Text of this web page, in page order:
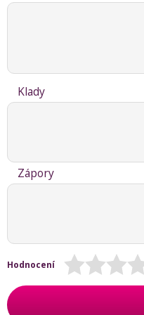
Klady
Zápory
Hodnocení